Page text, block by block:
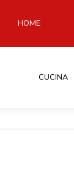
HOME
CUCINA